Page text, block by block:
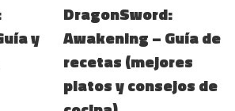
y
DragonSword:
Awakening – Guía de
recetas (mejores
platos y consejos de